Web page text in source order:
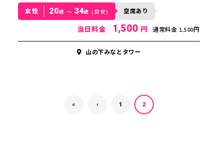
女性 20歳 〜 34歳 (目安) 空席あり
当日料金 1,500 円 通常料金 1,500円
山の下みなとタワー
« ‹ 1 2